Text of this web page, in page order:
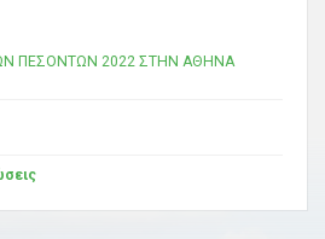
ΠΕΣΟΝΤΩΝ 2022 ΣΤΗΝ ΑΘΗΝΑ